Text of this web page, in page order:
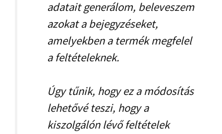
adatait generálom, beleveszem
azokat a bejegyzéseket,
amelyekben a termék megfelel
a feltételeknek.
Úgy tűnik, hogy ez a módosítás
lehetővé teszi, hogy a
kiszolgálón lévő feltételek